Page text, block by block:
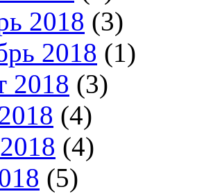
2018 (3)
2018 (1)
2018 (3)
(4)
(4)
(5)